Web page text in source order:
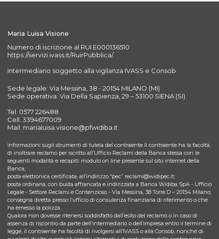
Maria Luisa Visione
Numero di iscrizione al RUI E000136510
https://servizi.ivass.it/RuirPubblica/
Intermediario soggetto alla vigilanza IVASS e Consob
Sede legale: Via Messina, 38 - 20154 MILANO (MI)
Sede operativa: Via Della Sapienza, 29 – 53100 SIENA (SI)
Tel. 0577 226488
Cell. 3394677009
Mail: marialuisa.visione@pfwidiba.it
Informazioni sugli strumenti di tutela del contraente Il contraente ha la facoltà,
di inoltrare reclamo per iscritto all’Ufficio Reclami della Banca stessa con le
seguenti modalità e recapiti: modulo on line presente sul sito internet della
Banca;
posta elettronica certificata, all’indirizzo “pec” reclami@widipec.it;
posta ordinaria, con busta affrancata e indirizzata a Banca Widiba SpA - Ufficio
Legale - Settore Reclami e Contenzioso - Via Messina, 38 Torre D – 20154 Milano;
consegna diretta presso l’ufficio di consulenza finanziaria di riferimento o che
ha emesso la polizza.
Qualora non dovesse ritenersi soddisfatto dall’esito del reclamo o in caso di
assenza di riscontro da parte dell’intermediario o dell’impresa entro il termine di
legge, il contraente ha facoltà di rivolgersi all’IVASS o alla Consob, nonché di